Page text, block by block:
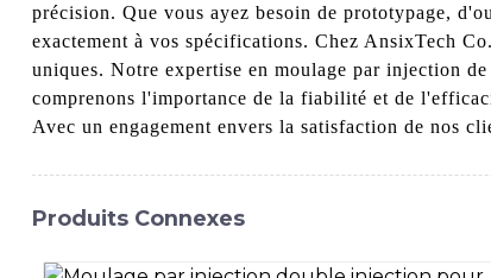
précision. Que vous ayez besoin de prototypage,
exactement à vos spécifications. Chez AnsixTech
uniques. Notre expertise en moulage par injection
comprenons l'importance de la fiabilité et de
Avec un engagement envers la satisfaction de nos
Produits Connexes